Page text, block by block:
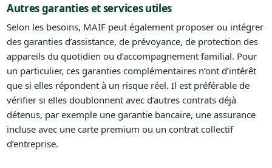
Autres garanties et services utiles
Selon les besoins, MAIF peut également proposer ou intégrer
des garanties d’assistance, de prévoyance, de protection des
appareils du quotidien ou d’accompagnement familial. Pour
un particulier, ces garanties complémentaires n’ont d’intérêt
que si elles répondent à un risque réel. Il est préférable de
vérifier si elles doublonnent avec d’autres contrats déjà
détenus, par exemple une garantie bancaire, une assurance
incluse avec une carte premium ou un contrat collectif
d’entreprise.